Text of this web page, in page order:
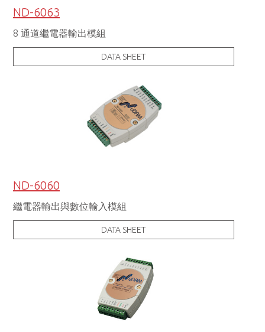
ND-6063
8 通道繼電器輸出模組
DATA SHEET
ND-6060
繼電器輸出與數位輸入模組
DATA SHEET